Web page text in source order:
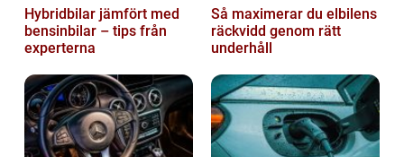
Hybridbilar jämfört med
bensinbilar – tips från
experterna
Så maximerar du elbilens
räckvidd genom rätt
underhåll